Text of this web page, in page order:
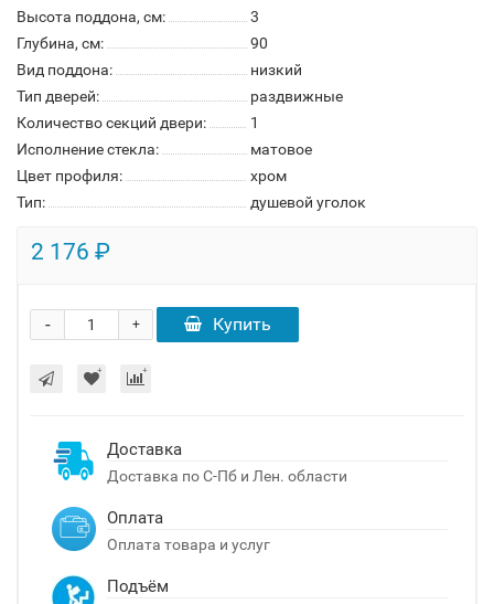
Высота поддона, см:
3
Глубина, см:
90
Вид поддона:
низкий
Тип дверей:
раздвижные
Количество секций двери:
1
Исполнение стекла:
матовое
Цвет профиля:
хром
Тип:
душевой уголок
2 176 ₽
+
- Купить
Доставка
Доставка по С-Пб и Лен. области
Оплата
Оплата товара и услуг
Подъём